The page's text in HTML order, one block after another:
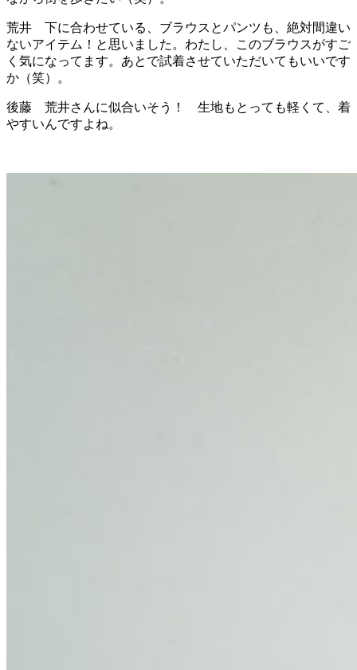
荒井 下に合わせている、ブラウスとパンツも、絶対間違い
ないアイテム！と思いました。わたし、このブラウスがすご
く気になってます。あとで試着させていただいてもいいです
か（笑）。
後藤 荒井さんに似合いそう！ 生地もとっても軽くて、着
やすいんですよね。